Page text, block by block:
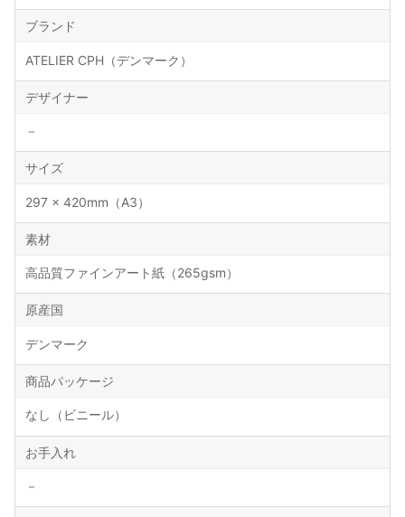
ブランド
ATELIER CPH（デンマーク）
デザイナー
－
サイズ
297 × 420mm（A3）
素材
高品質ファインアート紙（265gsm）
原産国
デンマーク
商品パッケージ
なし（ビニール）
お手入れ
－